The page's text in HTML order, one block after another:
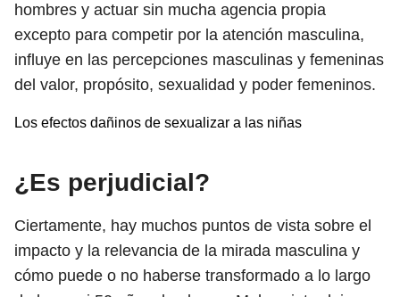
hombres y actuar sin mucha agencia propia
excepto para competir por la atención masculina,
influye en las percepciones masculinas y femeninas
del valor, propósito, sexualidad y poder femeninos.
Los efectos dañinos de sexualizar a las niñas
¿Es perjudicial?
Ciertamente, hay muchos puntos de vista sobre el
impacto y la relevancia de la mirada masculina y
cómo puede o no haberse transformado a lo largo